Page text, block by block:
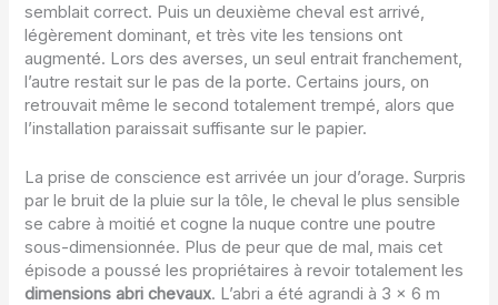
semblait correct. Puis un deuxième cheval est arrivé,
légèrement dominant, et très vite les tensions ont
augmenté. Lors des averses, un seul entrait franchement,
l’autre restait sur le pas de la porte. Certains jours, on
retrouvait même le second totalement trempé, alors que
l’installation paraissait suffisante sur le papier.
La prise de conscience est arrivée un jour d’orage. Surpris
par le bruit de la pluie sur la tôle, le cheval le plus sensible
se cabre à moitié et cogne la nuque contre une poutre
sous-dimensionnée. Plus de peur que de mal, mais cet
épisode a poussé les propriétaires à revoir totalement les
dimensions abri chevaux. L’abri a été agrandi à 3 x 6 m